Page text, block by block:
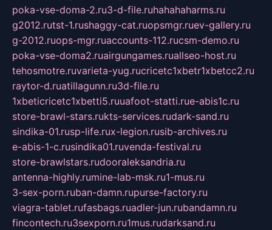
poka-vse-doma-2.ru3-d-file.ruhahahaharms.ru
g2012.rutst-1.rushaggy-cat.ruopsmgr.ruev-gallery.ru
g-2012.ruops-mgr.ruaccounts-112.rucsm-demo.ru
poka-vse-doma2.ruairgungames.ruallseo-host.ru
tehosmotre.ruvarieta-yug.rucricetc1xbetr1xbetcc2.ru
raytor-d.ruatillagunn.ru3d-file.ru
1xbeticricetc1xbetti5.ruuafoot-statti.rue-abis1c.ru
store-brawl-stars.rukts-services.rudark-sand.ru
sindika-01.rusp-life.rux-legion.rusib-archives.ru
e-abis-1-c.rusindika01.ruvenda-festival.ru
store-brawlstars.rudooraleksandria.ru
antenna-highly.rumine-lab-msk.ru1-mus.ru
3-sex-porn.ruban-damn.rupurse-factory.ru
viagra-tablet.rufasbags.ruadler-jun.rubandamn.ru
fincontech.ru3sexporn.ru1mus.rudarksand.ru